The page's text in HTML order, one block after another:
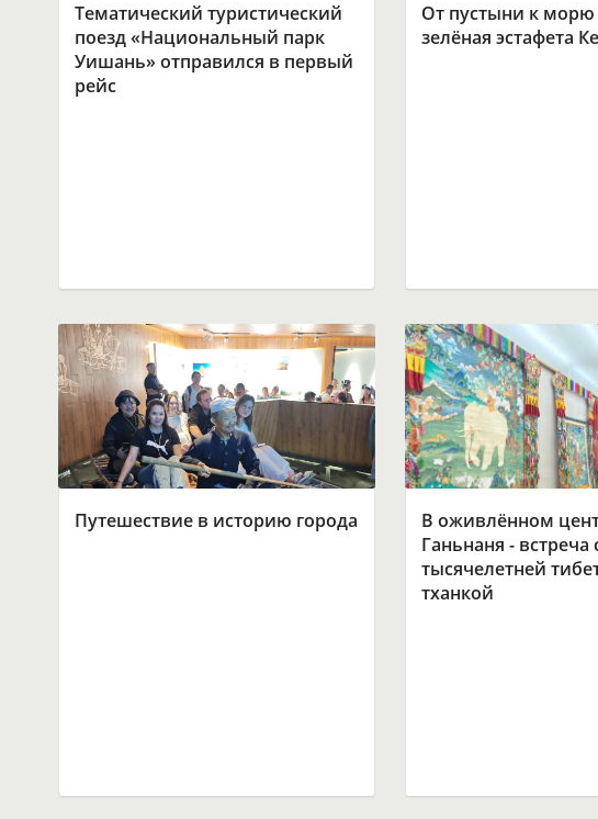
Тематический туристический
поезд «Национальный парк
Уишань» отправился в первый
рейс
От пустыни к морю
зелёная эстафета
Путешествие в историю города
В оживлённом
Ганьнаня - встреча
тысячелетней
тханкой